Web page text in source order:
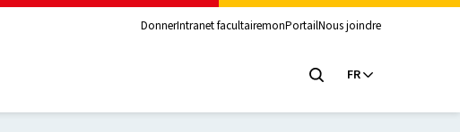
DonnerIntranet facultairemonPortailNous joindre
FR